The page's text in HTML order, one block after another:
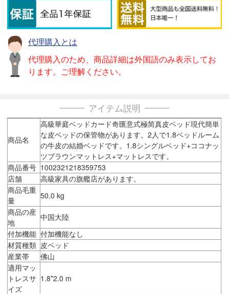
代理購入とは
代理購入のため、商品詳細は外国語のみ表示してお
ります。ご理解ください。
アイテム説明
商品名
高級華庭ベッドカード奇匯意式極简真皮ベッド現代簡単
な皮ベッドの保管物があります。2人で1.8ベッドルーム
の牛皮の結婚ベッドです。1.8シングルベッド+ココナッ
ツブラウンマットレス+マットレスです。
商品番号 1002321218359753
店舗
高級家具の旗艦店があります。
商品毛重
量
50.0 kg
商品の産
地
中国大陸
付加機能 付加機能なし
材質種類 皮ベッド
産業帯
佛山
適用マッ
トレスサ
イズ
1.8*2.0 m